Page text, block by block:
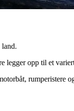
legger opp til et
rumperistere